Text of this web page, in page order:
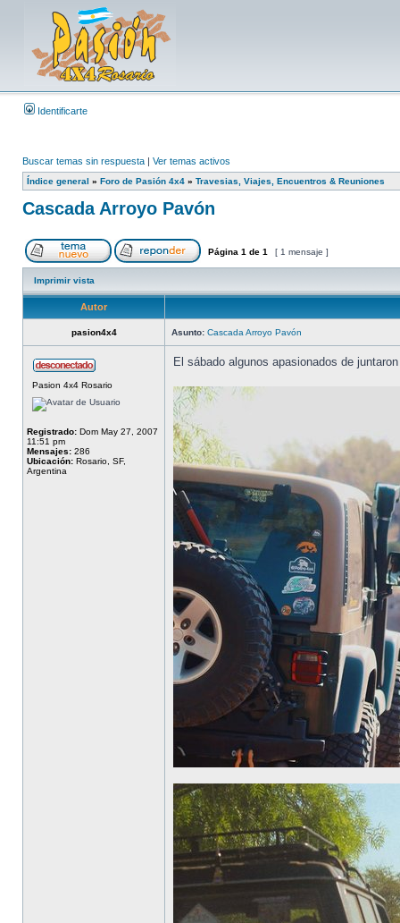
Identificarte
Buscar temas sin respuesta | Ver temas activos
Índice general » Foro de Pasión 4x4 » Travesias, Viajes, Encuentros & Reuniones
Cascada Arroyo Pavón
Página 1 de 1 [ 1 mensaje ]
Imprimir vista
Autor
pasion4x4 Asunto: Cascada Arroyo Pavón
Pasion 4x4 Rosario
Registrado: Dom May 27, 2007
11:51 pm
Mensajes: 286
Ubicación: Rosario, SF,
Argentina
El sábado algunos apasionados de